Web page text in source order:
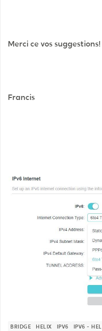
Merci ce vos suggestions!
Francis
BRIDGE HELIX IPV6 IPV6 -